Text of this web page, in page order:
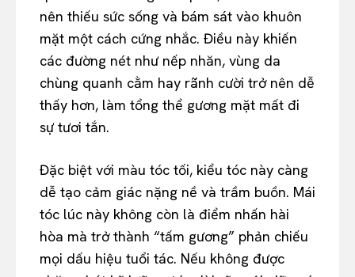
nên thiếu sức sống và bám sát vào khuôn
mặt một cách cứng nhắc. Điều này khiến
các đường nét như nếp nhăn, vùng da
chùng quanh cằm hay rãnh cười trở nên dễ
thấy hơn, làm tổng thể gương mặt mất đi
sự tươi tắn.
Đặc biệt với màu tóc tối, kiểu tóc này càng
dễ tạo cảm giác nặng nề và trầm buồn. Mái
tóc lúc này không còn là điểm nhấn hài
hòa mà trở thành “tấm gương” phản chiếu
mọi dấu hiệu tuổi tác. Nếu không được